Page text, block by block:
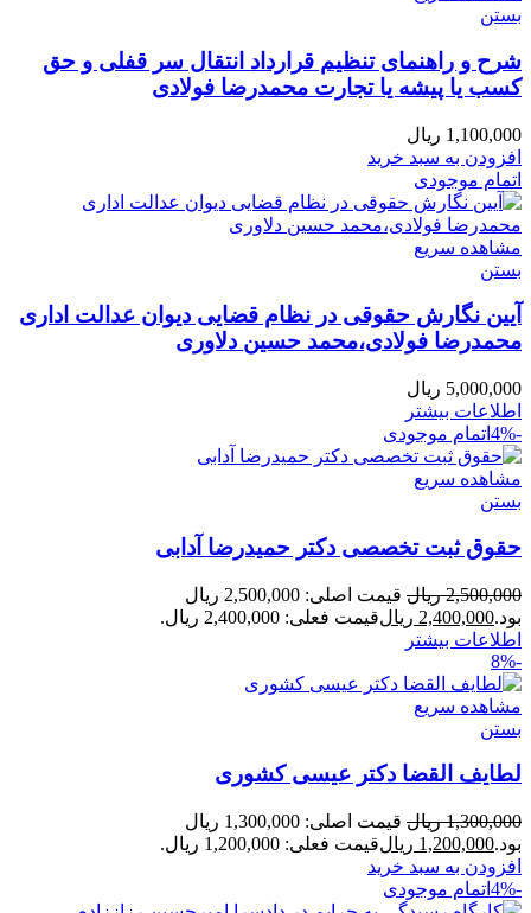
بستن
شرح و راهنمای تنظیم قرارداد انتقال سر قفلی و حق
کسب یا پیشه یا تجارت محمدرضا فولادی
1,100,000 ریال
افزودن به سبد خرید
اتمام موجودی
مشاهده سریع
بستن
آیین نگارش حقوقی در نظام قضایی دیوان عدالت اداری
محمدرضا فولادی،محمد حسین دلاوری
5,000,000 ریال
اطلاعات بیشتر
-4%
اتمام موجودی
مشاهده سریع
بستن
حقوق ثبت تخصصی دکتر حمیدرضا آدابی
2,500,000 ریال
قیمت اصلی: 2,500,000 ریال
بود.2,400,000 ریالقیمت فعلی: 2,400,000 ریال.
اطلاعات بیشتر
-8%
مشاهده سریع
بستن
لطایف القضا دکتر عیسی کشوری
1,300,000 ریال
قیمت اصلی: 1,300,000 ریال
بود.1,200,000 ریالقیمت فعلی: 1,200,000 ریال.
افزودن به سبد خرید
-4%
اتمام موجودی